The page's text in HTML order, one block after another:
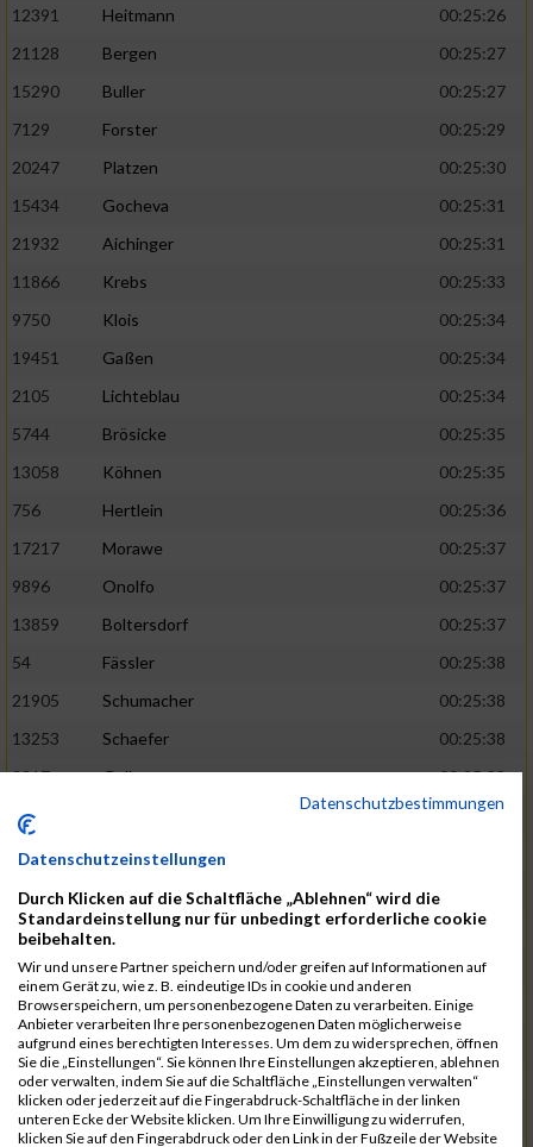
12391
Heitmann
00:25:26
21128
Bergen
00:25:27
15290
Buller
00:25:27
7129
Forster
00:25:29
20247
Platzen
00:25:30
15434
Gocheva
00:25:31
21932
Aichinger
00:25:31
11866
Krebs
00:25:33
9750
Klois
00:25:34
19451
Gaßen
00:25:34
2105
Lichteblau
00:25:34
5744
Brösicke
00:25:35
13058
Köhnen
00:25:35
756
Hertlein
00:25:36
17217
Morawe
00:25:37
9896
Onolfo
00:25:37
13859
Boltersdorf
00:25:37
54
Fässler
00:25:38
21905
Schumacher
00:25:38
13253
Schaefer
00:25:38
2317
Golbar
00:25:38
5561
00:25:38
12006
Laudien
9273
Nicotra
7717
Lades
00:25:38
15581
Adamczak
00:25:38
3162
Heilig
00:25:39
3107
Schork
00:25:40
5888
Regneri
00:25:41
8971
Bien 00:25:42
Datenschutzbestimmungen
Datenschutzeinstellungen
Durch Klicken auf die Schaltfläche „Ablehnen“ wird die
Standardeinstellung nur für unbedingt erforderliche cookie
beibehalten.
Wir und unsere Partner speichern und/oder greifen auf Informationen auf
einem Gerät zu, wie z. B. eindeutige IDs in cookie und anderen
Browserspeichern, um personenbezogene Daten zu verarbeiten. Einige
Anbieter verarbeiten Ihre personenbezogenen Daten möglicherweise
aufgrund eines berechtigten Interesses. Um dem zu widersprechen, öffnen
Sie die „Einstellungen“. Sie können Ihre Einstellungen akzeptieren, ablehnen
oder verwalten, indem Sie auf die Schaltfläche „Einstellungen verwalten“
klicken oder jederzeit auf die Fingerabdruck-Schaltfläche in der linken
unteren Ecke der Website klicken. Um Ihre Einwilligung zu widerrufen,
klicken Sie auf den Fingerabdruck oder den Link in der Fußzeile der Website